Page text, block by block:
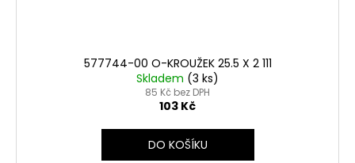
577744-00 O-KROUŽEK 25.5 X 2 111
Skladem (3 ks)
85 Kč bez DPH
103 Kč
DO KOŠÍKU